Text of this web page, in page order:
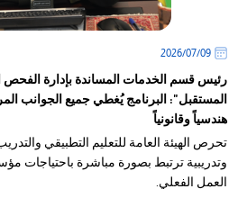
09‏/07‏/2026
رئيس قسم الخدمات المساندة بإدارة الفحص
المستقبل": البرنامج يُغطي جميع الجوانب
هندسياً وقانونياً
تحرص الهيئة العامة للتعليم التطبيقي
وتدريبية ترتبط بصورة مباشرة باحتياجات
العمل الفعلي.